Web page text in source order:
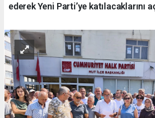
ederek Yeni Parti’ye katılacaklarını